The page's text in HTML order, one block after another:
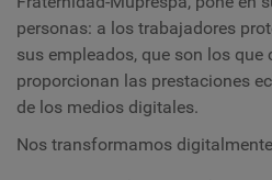
personas: a los trabajadores
sus empleados, que son los que
proporcionan las prestaciones
de los medios digitales.
Nos transformamos